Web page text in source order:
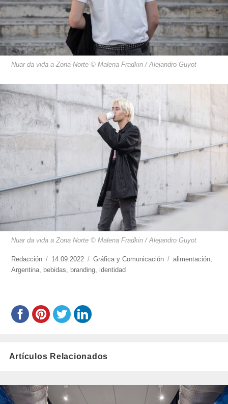
Nuar da vida a Zona Norte © Malena Fradkin / Alejandro Guyot
Nuar da vida a Zona Norte © Malena Fradkin / Alejandro Guyot
https://www.experimenta.es/author/redaccion/
Redacción
Publicado
el
14.09.2022 Categorías
Gráfica y Comunicación Etiquetas
alimentación
Argentina bebidas branding identidad
Artículos Relacionados